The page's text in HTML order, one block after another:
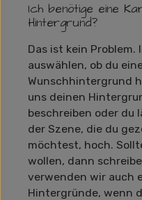
Ich benötige eine
Hintergrund?
Das ist kein
auswählen, ob du
Wunschhintergrund
uns deinen
beschreiben oder du
der Szene, die du
möchtest, hoch.
wollen, dann
verwenden wir auch
Hintergründe, wenn